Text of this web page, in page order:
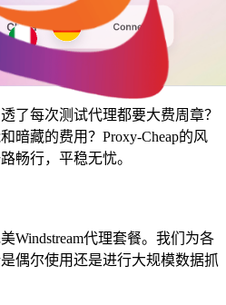
始使用 Proxy-Cheap
了每次测试代理都要大费周章？
暗藏的费用？Proxy-Cheap的风
畅行，平稳无忧。
Windstream代理套餐。我们为各
偶尔使用还是进行大规模数据抓